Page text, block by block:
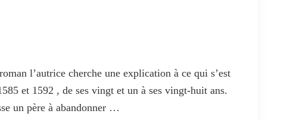
l’autrice cherche une explication à ce qui s’est
et 1592 , de ses vingt et un à ses vingt-huit ans.
un père à abandonner …